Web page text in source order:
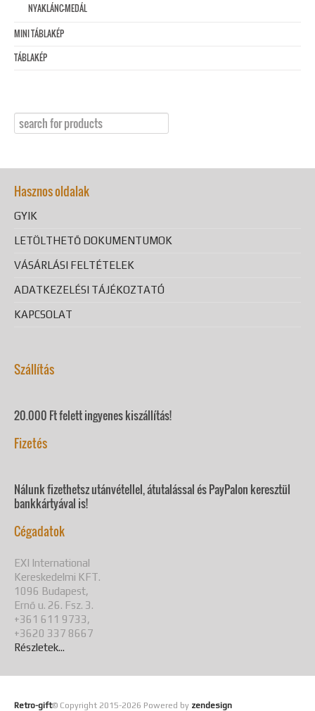
NYAKLÁNC-MEDÁL
MINI TÁBLAKÉP
TÁBLAKÉP
Hasznos oldalak
GYIK
LETÖLTHETŐ DOKUMENTUMOK
VÁSÁRLÁSI FELTÉTELEK
ADATKEZELÉSI TÁJÉKOZTATÓ
KAPCSOLAT
Szállítás
20.000 Ft felett ingyenes kiszállítás!
Fizetés
Nálunk fizethetsz utánvétellel, átutalással és PayPalon keresztül
bankkártyával is!
Cégadatok
EXI International
Kereskedelmi KFT.
1096 Budapest,
Ernő u. 26. Fsz. 3.
+361 611 9733,
+3620 337 8667
Részletek...
Retro-gift© Copyright 2015-2026 Powered by zendesign